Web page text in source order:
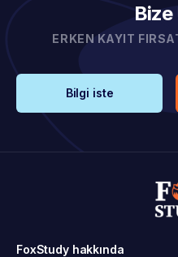
Bize
ERKEN KAYIT
Bilgi iste
FoxStudy hakkında